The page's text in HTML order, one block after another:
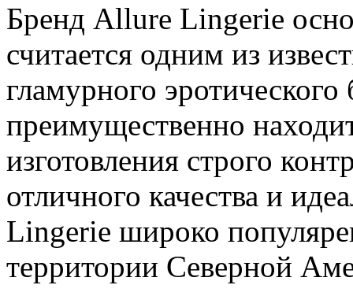
Бренд Allure Lingerie
считается одним из
гламурного
преимущественно
изготовления строго
отличного качества и
Lingerie широко
территории Северной